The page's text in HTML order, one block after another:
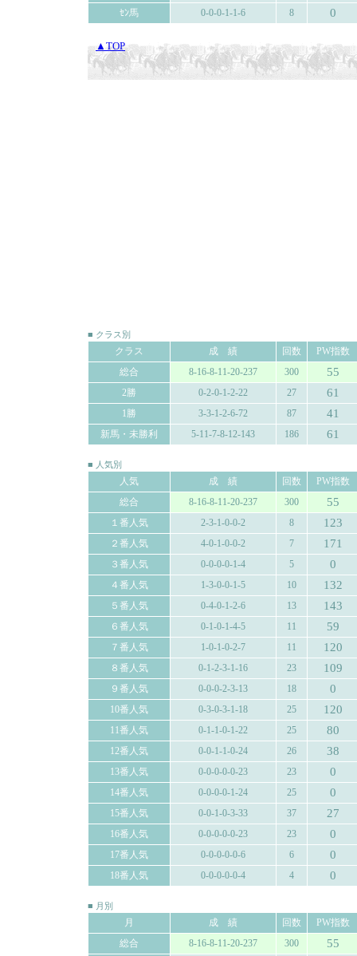
ｾﾝ馬 0-0-0-1-1-6 8 0
▲TOP
■ クラス別
クラス 成 績 回数
PW指数
総合
8-16-8-11-20-237 300 55
2勝 0-2-0-1-2-22 27 61
1勝 3-3-1-2-6-72 87 41
新馬・未勝利 5-11-7-8-12-143 186 61
■ 人気別
人気 成 績 回数
PW指数
総合
8-16-8-11-20-237 300 55
１番人気 2-3-1-0-0-2 8 123
２番人気 4-0-1-0-0-2 7 171
３番人気 0-0-0-0-1-4 5 0
４番人気 1-3-0-0-1-5 10 132
５番人気 0-4-0-1-2-6 13 143
６番人気 0-1-0-1-4-5 11 59
７番人気 1-0-1-0-2-7 11 120
８番人気 0-1-2-3-1-16 23 109
９番人気 0-0-0-2-3-13 18 0
10番人気 0-3-0-3-1-18 25 120
11番人気 0-1-1-0-1-22 25 80
12番人気 0-0-1-1-0-24 26 38
13番人気 0-0-0-0-0-23 23 0
14番人気 0-0-0-0-1-24 25 0
15番人気 0-0-1-0-3-33 37 27
16番人気 0-0-0-0-0-23 23 0
17番人気 0-0-0-0-0-6 6 0
18番人気 0-0-0-0-0-4 4 0
■ 月別
月 成 績 回数
PW指数
総合
8-16-8-11-20-237 300 55